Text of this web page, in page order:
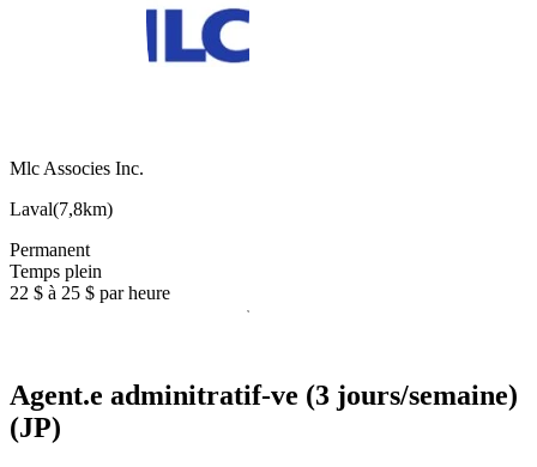
Mlc Associes Inc.
Laval(7,8km)
Permanent
Temps plein
22 $ à 25 $ par heure
Agent.e adminitratif-ve (3 jours/semaine)
(JP)